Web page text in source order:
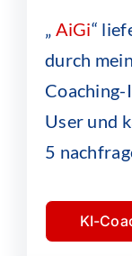
„ AiGi“
durch
User und
5
KI-